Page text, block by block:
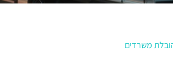
משרדים